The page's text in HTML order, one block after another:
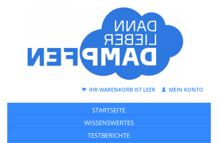
IHR WARENKORB IST LEER MEIN KONTO
STARTSEITE
WISSENSWERTES
TESTBERICHTE